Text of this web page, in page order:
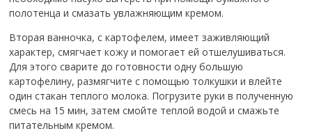
полотенца и смазать увлажняющим кремом.
Вторая ванночка, с картофелем, имеет заживляющий
характер, смягчает кожу и помогает ей отшелушиваться.
Для этого сварите до готовности одну большую
картофелину, размягчите с помощью толкушки и влейте
один стакан теплого молока. Погрузите руки в полученную
смесь на 15 мин, затем смойте теплой водой и смажьте
питательным кремом.